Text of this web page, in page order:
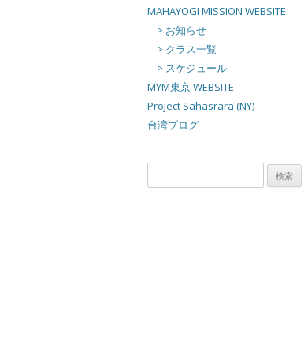
MAHAYOGI MISSION WEBSITE
> お知らせ
> クラス一覧
> スケジュール
MYM東京 WEBSITE
Project Sahasrara (NY)
台湾ブログ
索: